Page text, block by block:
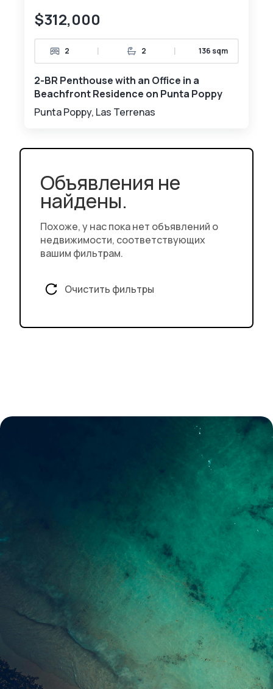
$312,000
2 | 2 | 136 sqm
2-BR Penthouse with an Office in a
Beachfront Residence on Punta Poppy
Punta Poppy, Las Terrenas
Объявления не
найдены.
Похоже, у нас пока нет объявлений о
недвижимости, соответствующих
вашим фильтрам.
Очистить фильтры